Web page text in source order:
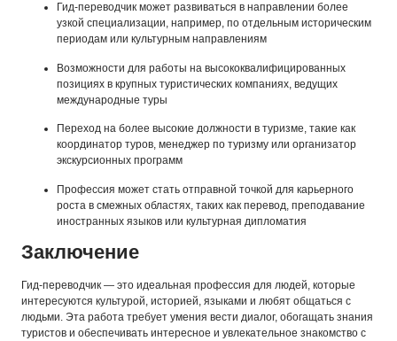
Гид-переводчик может развиваться в направлении более
узкой специализации, например, по отдельным историческим
периодам или культурным направлениям
Возможности для работы на высококвалифицированных
позициях в крупных туристических компаниях, ведущих
международные туры
Переход на более высокие должности в туризме, такие как
координатор туров, менеджер по туризму или организатор
экскурсионных программ
Профессия может стать отправной точкой для карьерного
роста в смежных областях, таких как перевод, преподавание
иностранных языков или культурная дипломатия
Заключение
Гид-переводчик — это идеальная профессия для людей, которые
интересуются культурой, историей, языками и любят общаться с
людьми. Эта работа требует умения вести диалог, обогащать знания
туристов и обеспечивать интересное и увлекательное знакомство с